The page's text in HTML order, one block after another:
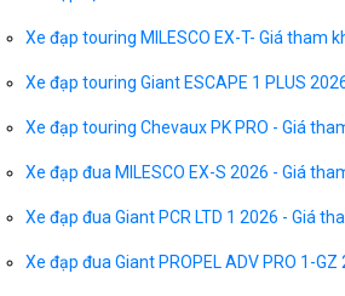
Xe đạp touring MILESCO EX-T- Giá tham
Xe đạp touring Giant ESCAPE 1 PLUS
Xe đạp touring Chevaux PK PRO - Giá
Xe đạp đua MILESCO EX-S 2026 - Giá
Xe đạp đua Giant PCR LTD 1 2026 - Giá
Xe đạp đua Giant PROPEL ADV PRO 1-